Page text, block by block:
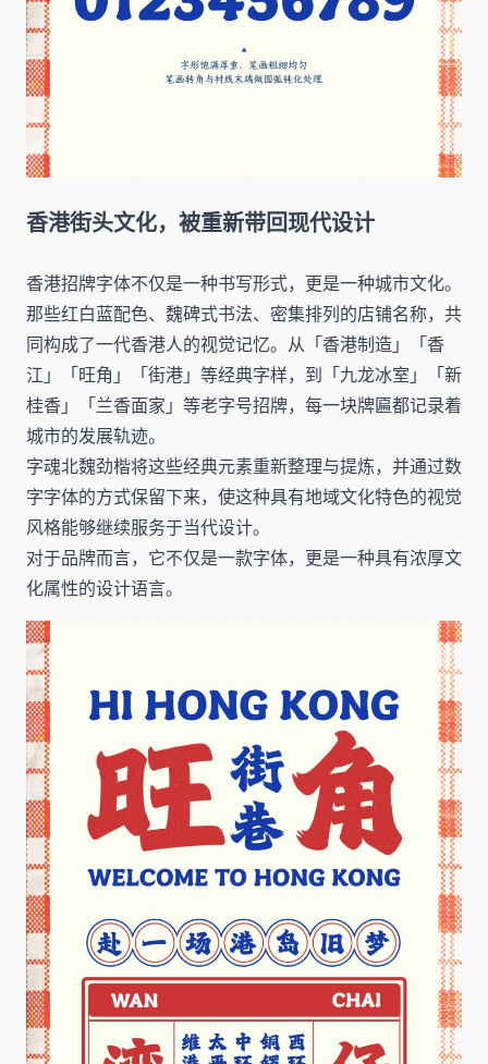
香港街头文化，被重新带回现代设计
香港招牌字体不仅是一种书写形式，更是一种城市文化。
那些红白蓝配色、魏碑式书法、密集排列的店铺名称，共
同构成了一代香港人的视觉记忆。从「香港制造」「香
江」「旺角」「街港」等经典字样，到「九龙冰室」「新
桂香」「兰香面家」等老字号招牌，每一块牌匾都记录着
城市的发展轨迹。
字魂北魏劲楷将这些经典元素重新整理与提炼，并通过数
字字体的方式保留下来，使这种具有地域文化特色的视觉
风格能够继续服务于当代设计。
对于品牌而言，它不仅是一款字体，更是一种具有浓厚文
化属性的设计语言。